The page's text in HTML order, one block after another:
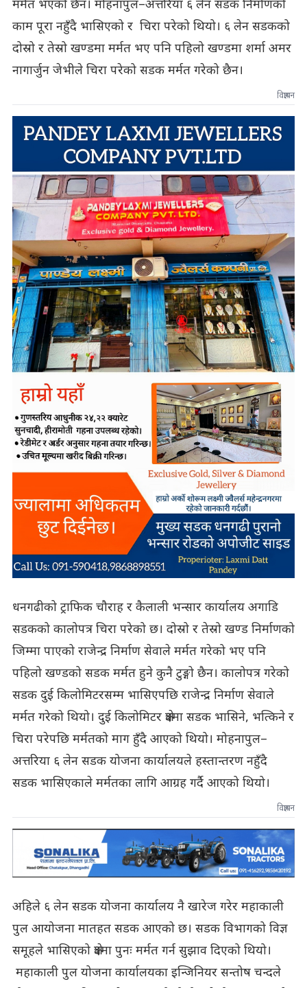
मर्मत भएको छैन। मोहनापुल–अत्तरिया ६ लेन सडक निर्माणको
काम पूरा नहुँदै भासिएको र चिरा परेको थियो। ६ लेन सडकको
दोस्रो र तेस्रो खण्डमा मर्मत भए पनि पहिलो खण्डमा शर्मा अमर
नागार्जुन जेभीले चिरा परेको सडक मर्मत गरेको छैन।
विज्ञापन
धनगढीको ट्राफिक चौराह र कैलाली भन्सार कार्यालय अगाडि
सडकको कालोपत्र चिरा परेको छ। दोस्रो र तेस्रो खण्ड निर्माणको
जिम्मा पाएको राजेन्द्र निर्माण सेवाले मर्मत गरेको भए पनि
पहिलो खण्डको सडक मर्मत हुने कुनै टुङ्गो छैन। कालोपत्र गरेको
सडक दुई किलोमिटरसम्म भासिएपछि राजेन्द्र निर्माण सेवाले
मर्मत गरेको थियो। दुई किलोमिटर क्षेत्रमा सडक भासिने, भत्किने र
चिरा परेपछि मर्मतको माग हुँदै आएको थियो। मोहनापुल–
अत्तरिया ६ लेन सडक योजना कार्यालयले हस्तान्तरण नहुँदै
सडक भासिएकाले मर्मतका लागि आग्रह गर्दै आएको थियो।
विज्ञापन
अहिले ६ लेन सडक योजना कार्यालय नै खारेज गरेर महाकाली
पुल आयोजना मातहत सडक आएको छ। सडक विभागको विज्ञ
समूहले भासिएको क्षेत्रमा पुनः मर्मत गर्न सुझाव दिएको थियो।
महाकाली पुल योजना कार्यालयका इन्जिनियर सन्तोष चन्दले